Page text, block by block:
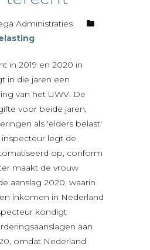
Administraties
in 2019 en 2020 in
in die jaren een
van het UWV. De
voor beide jaren,
als 'elders belast'
legt de
op, conform
maakt de vrouw
aanslag 2020, waarin
inkomen in Nederland
kondigt
aan
omdat Nederland